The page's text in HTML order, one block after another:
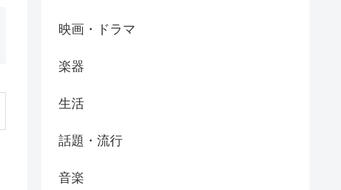
映画・ドラマ
楽器
生活
話題・流行
音楽